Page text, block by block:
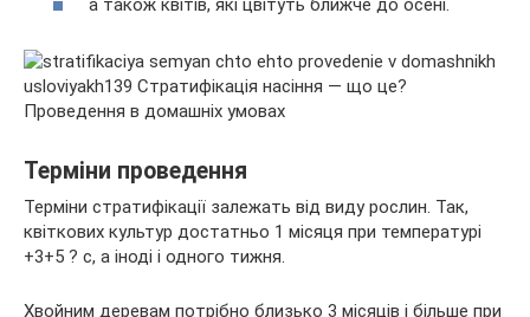
а також квітів, які цвітуть ближче до осені.
Терміни проведення
Терміни стратифікації залежать від виду рослин. Так,
квіткових культур достатньо 1 місяця при температурі
+3+5 ? с, а іноді і одного тижня.
Хвойним деревам потрібно близько 3 місяців і більше при